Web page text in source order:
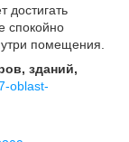
достигать
спокойно
помещения.
зданий,
oblast-